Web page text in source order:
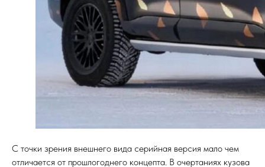
С точки зрения внешнего вида серийная версия мало чем
отличается от прошлогоднего концепта. В очертаниях кузова